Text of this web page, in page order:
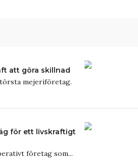
att göra skillnad
mejeriföretag.
för ett livskraftigt
företag som...